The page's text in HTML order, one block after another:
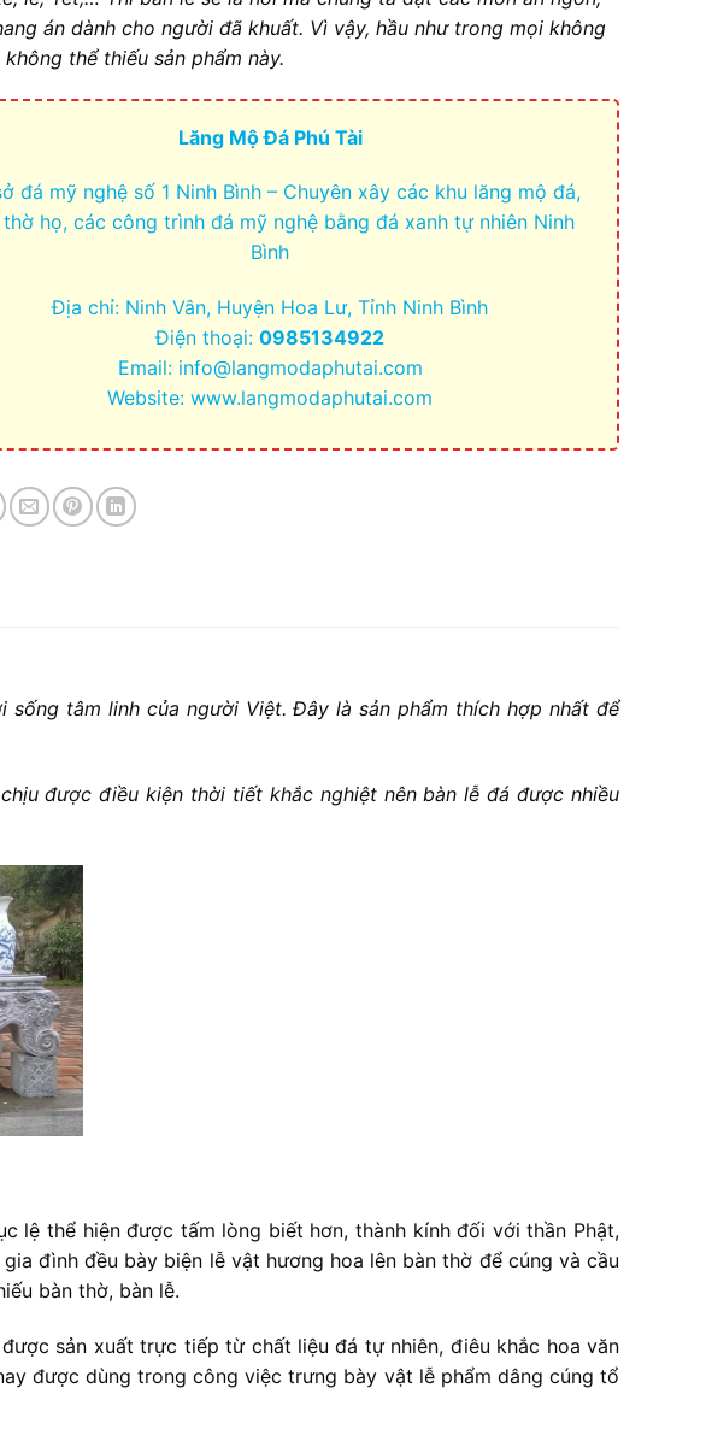
án dành cho người đã khuất. Vì vậy, hầu như trong mọi không
thể thiếu sản phẩm này.
Lăng Mộ Đá Phú Tài
đá mỹ nghệ số 1 Ninh Bình – Chuyên xây các khu lăng mộ đá,
thờ họ, các công trình đá mỹ nghệ bằng đá xanh tự nhiên Ninh
Bình
Địa chỉ: Ninh Vân, Huyện Hoa Lư, Tỉnh Ninh Bình
Điện thoại: 0985134922
Email: info@langmodaphutai.com
Website: www.langmodaphutai.com
tâm linh của người Việt. Đây là sản phẩm thích hợp nhất để
được điều kiện thời tiết khắc nghiệt nên bàn lễ đá được nhiều
lệ thể hiện được tấm lòng biết hơn, thành kính đối với thần Phật,
đình đều bày biện lễ vật hương hoa lên bàn thờ để cúng và cầu
bàn thờ, bàn lễ.
sản xuất trực tiếp từ chất liệu đá tự nhiên, điêu khắc hoa văn
được dùng trong công việc trưng bày vật lễ phẩm dâng cúng tổ